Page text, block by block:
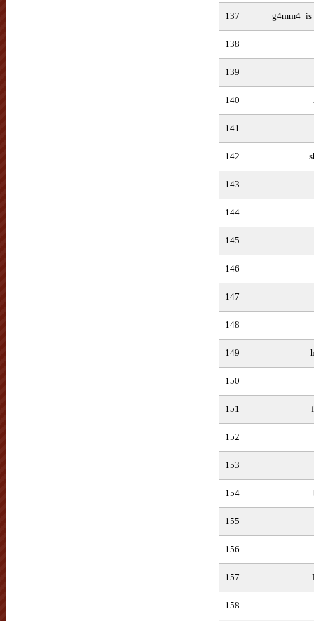
137
138
139
140
141
142
143
144
145
146
147
148
149
150
151
152
153
154
155
156
157
158